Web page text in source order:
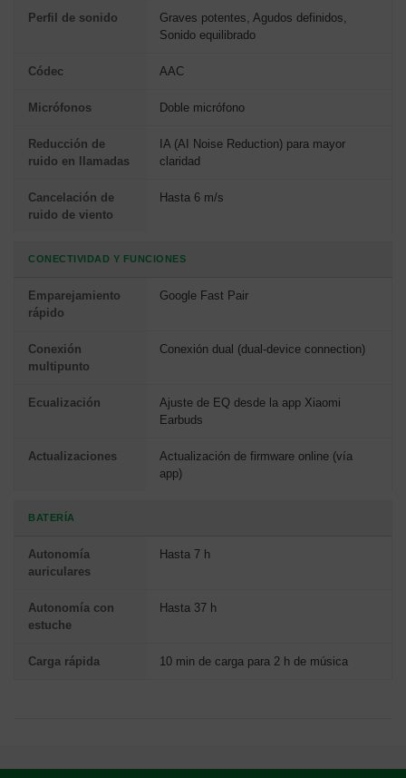
Perfil de sonido
Graves potentes, Agudos definidos,
Sonido equilibrado
Códec AAC
Micrófonos Doble micrófono
Reducción de
ruido en llamadas
IA (AI Noise Reduction) para mayor
claridad
Cancelación de
ruido de viento
Hasta 6 m/s
CONECTIVIDAD Y FUNCIONES
Emparejamiento
rápido
Google Fast Pair
Conexión
multipunto
Conexión dual (dual-device connection)
Ecualización
Ajuste de EQ desde la app Xiaomi
Earbuds
Actualizaciones
Actualización de firmware online (vía
app)
BATERÍA
Autonomía
auriculares
Hasta 7 h
Autonomía con
estuche
Hasta 37 h
Carga rápida 10 min de carga para 2 h de música